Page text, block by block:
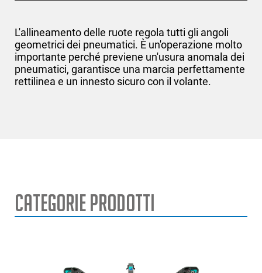
L'allineamento delle ruote regola tutti gli angoli
geometrici dei pneumatici. È un'operazione molto
importante perché previene un'usura anomala dei
pneumatici, garantisce una marcia perfettamente
rettilinea e un innesto sicuro con il volante.
Categorie Prodotti